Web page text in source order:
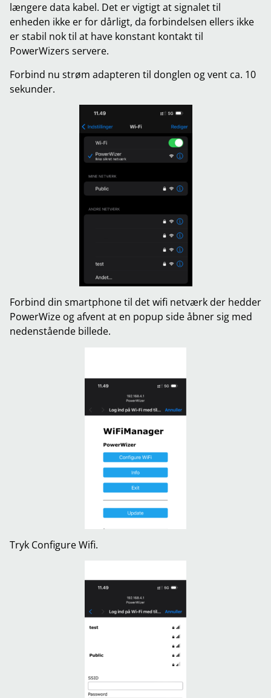
længere data kabel. Det er vigtigt at signalet til
enheden ikke er for dårligt, da forbindelsen ellers ikke
er stabil nok til at have konstant kontakt til
PowerWizers servere.
Forbind nu strøm adapteren til donglen og vent ca. 10
sekunder.
Forbind din smartphone til det wifi netværk der hedder
PowerWize og afvent at en popup side åbner sig med
nedenstående billede.
Tryk Configure Wifi.